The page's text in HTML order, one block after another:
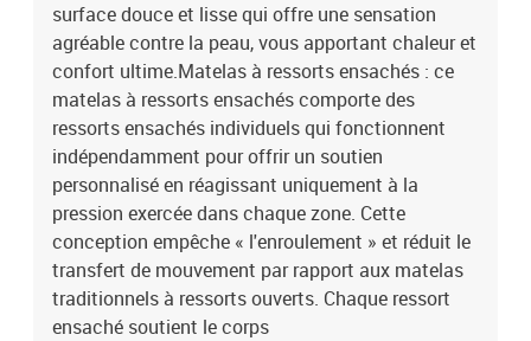
surface douce et lisse qui offre une sensation
agréable contre la peau, vous apportant chaleur et
confort ultime.Matelas à ressorts ensachés : ce
matelas à ressorts ensachés comporte des
ressorts ensachés individuels qui fonctionnent
indépendamment pour offrir un soutien
personnalisé en réagissant uniquement à la
pression exercée dans chaque zone. Cette
conception empêche « l'enroulement » et réduit le
transfert de mouvement par rapport aux matelas
traditionnels à ressorts ouverts. Chaque ressort
ensaché soutient le corps